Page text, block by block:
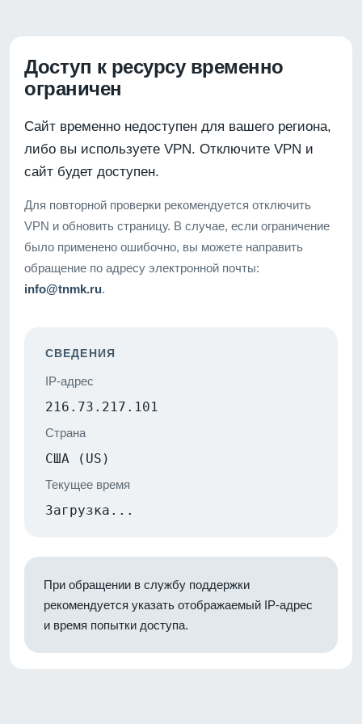
Доступ к ресурсу временно
ограничен
Сайт временно недоступен для вашего региона,
либо вы используете VPN. Отключите VPN и
сайт будет доступен.
Для повторной проверки рекомендуется отключить
VPN и обновить страницу. В случае, если ограничение
было применено ошибочно, вы можете направить
обращение по адресу электронной почты:
info@tnmk.ru.
СВЕДЕНИЯ
IP-адрес
216.73.217.101
Страна
США (US)
Текущее время
Загрузка...
При обращении в службу поддержки
рекомендуется указать отображаемый IP-адрес
и время попытки доступа.